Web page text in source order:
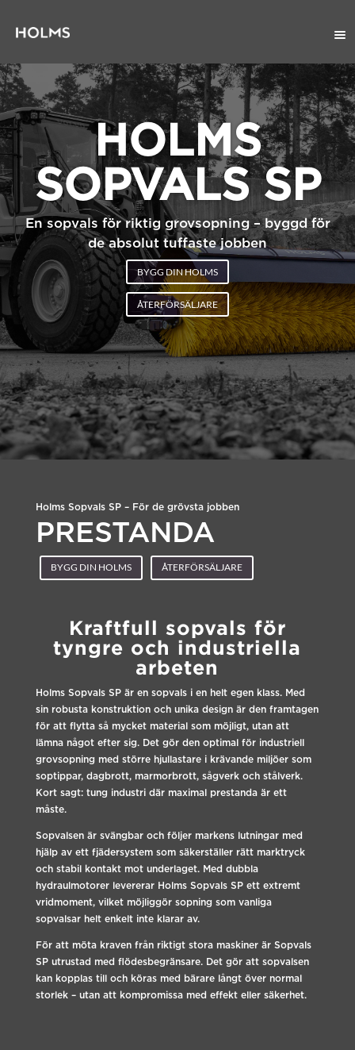
HOLMS
SOPVALS SP
En sopvals för riktig grovsopning – byggd för
de absolut tuffaste jobben
BYGG DIN HOLMS
ÅTERFÖRSÄLJARE
Holms Sopvals SP – För de grövsta jobben
PRESTANDA
BYGG DIN HOLMS ÅTERFÖRSÄLJARE
Kraftfull sopvals för
tyngre och industriella
arbeten
Holms Sopvals SP är en sopvals i en helt egen klass. Med
sin robusta konstruktion och unika design är den framtagen
för att flytta så mycket material som möjligt, utan att
lämna något efter sig. Det gör den optimal för industriell
grovsopning med större hjullastare i krävande miljöer som
soptippar, dagbrott, marmorbrott, sågverk och stålverk.
Kort sagt: tung industri där maximal prestanda är ett
måste.
Sopvalsen är svängbar och följer markens lutningar med
hjälp av ett fjädersystem som säkerställer rätt marktryck
och stabil kontakt mot underlaget. Med dubbla
hydraulmotorer levererar Holms Sopvals SP ett extremt
vridmoment, vilket möjliggör sopning som vanliga
sopvalsar helt enkelt inte klarar av.
För att möta kraven från riktigt stora maskiner är Sopvals
SP utrustad med flödesbegränsare. Det gör att sopvalsen
kan kopplas till och köras med bärare långt över normal
storlek – utan att kompromissa med effekt eller säkerhet.